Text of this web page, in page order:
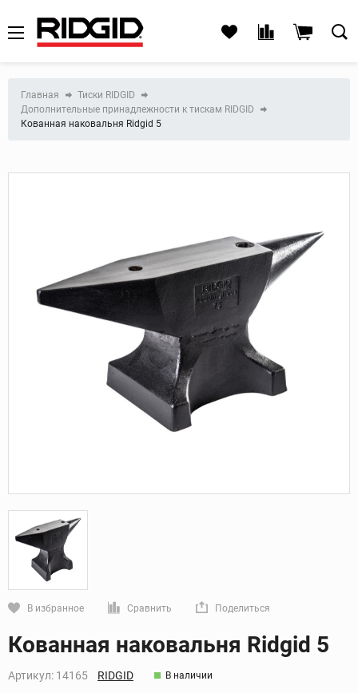
Главная
Тиски RIDGID
Дополнительные принадлежности к тискам RIDGID
Кованная наковальня Ridgid 5
В избранное Сравнить Поделиться
Кованная наковальня Ridgid 5
Артикул: 14165 RIDGID В наличии